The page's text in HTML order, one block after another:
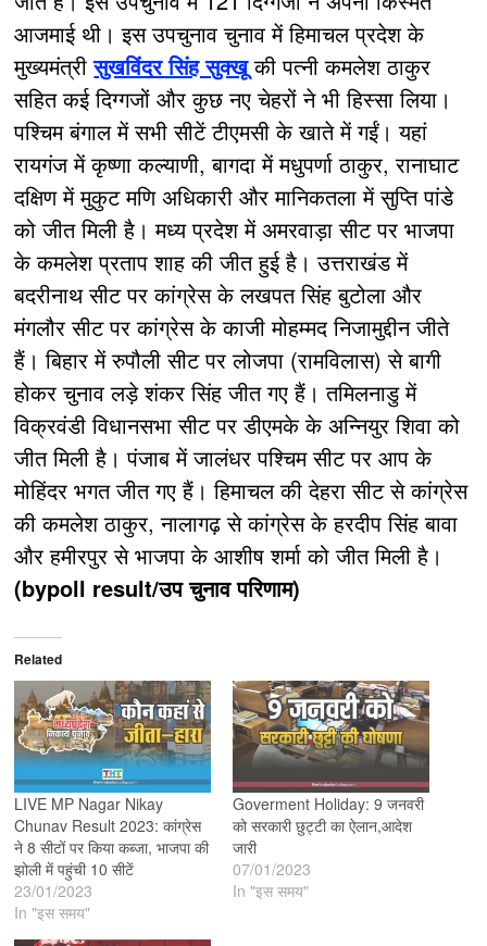
आजमाई थी। इस उपचुनाव चुनाव में हिमाचल प्रदेश के
मुख्यमंत्रीसुखविंदर सिंह सुक्खूकी पत्नी कमलेश ठाकुर
सहित कई दिग्गजों और कुछ नए चेहरों ने भी हिस्सा लिया।
पश्चिम बंगाल में सभी सीटें टीएमसी के खाते में गईं। यहां
रायगंज में कृष्णा कल्याणी, बागदा में मधुपर्णा ठाकुर, रानाघाट
दक्षिण में मुकुट मणि अधिकारी और मानिकतला में सुप्ति पांडे
को जीत मिली है। मध्य प्रदेश में अमरवाड़ा सीट पर भाजपा
के कमलेश प्रताप शाह की जीत हुई है। उत्तराखंड में
बदरीनाथ सीट पर कांग्रेस के लखपत सिंह बुटोला और
मंगलौर सीट पर कांग्रेस के काजी मोहम्मद निजामुद्दीन जीते
हैं। बिहार में रुपौली सीट पर लोजपा (रामविलास) से बागी
होकर चुनाव लड़े शंकर सिंह जीत गए हैं। तमिलनाडु में
विक्रवंडी विधानसभा सीट पर डीएमके के अन्नियुर शिवा को
जीत मिली है। पंजाब में जालंधर पश्चिम सीट पर आप के
मोहिंदर भगत जीत गए हैं। हिमाचल की देहरा सीट से कांग्रेस
की कमलेश ठाकुर, नालागढ़ से कांग्रेस के हरदीप सिंह बावा
और हमीरपुर से भाजपा के आशीष शर्मा को जीत मिली है।
(bypoll result/उप चुनाव परिणाम)
Related
LIVE MP Nagar Nikay
Chunav Result 2023: कांग्रेस
ने 8 सीटों पर किया कब्जा, भाजपा की
झोली में पहुंची 10 सीटें
23/01/2023
In "इस समय"
Goverment Holiday: 9 जनवरी
को सरकारी छुट्टी का ऐलान,आदेश
जारी
07/01/2023
In "इस समय"